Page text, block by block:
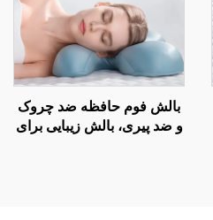
بالش فوم حافظه ضد چروک
و ضد پیری، بالش زیبایی برای